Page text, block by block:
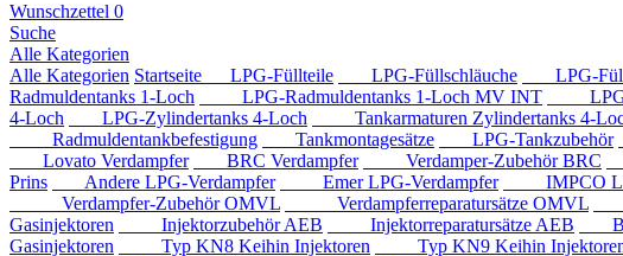
Wunschzettel 0
Suche
Alle Kategorien
Alle Kategorien Startseite LPG-Füllteile LPG-Füllschläuche LPG-
Radmuldentanks 1-Loch
LPG-Radmuldentanks 1-Loch MV INT LPG-
4-Loch
LPG-Zylindertanks 4-Loch Tankarmaturen Zylindertanks 4-
Radmuldentankbefestigung
Tankmontagesätze LPG-Tankzubehör
Lovato Verdampfer
BRC Verdampfer Verdamper-Zubehör BRC
Prins
Andere LPG-Verdampfer Emer LPG-Verdampfer IMPCO
Verdampfer-Zubehör OMVL
Verdampferreparatursätze OMVL
Gasinjektoren
Injektorzubehör AEB Injektorreparatursätze AEB
Gasinjektoren
Typ KN8 Keihin Injektoren Typ KN9 Keihin